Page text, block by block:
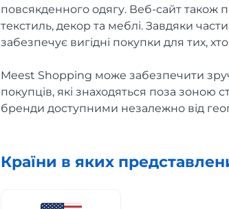
повсякденного одягу. Веб-сайт також
текстиль, декор та меблі. Завдяки
забезпечує вигідні покупки для тих,
Meest Shopping може забезпечити
покупців, які знаходяться поза зоною
бренди доступними незалежно від
Країни в яких